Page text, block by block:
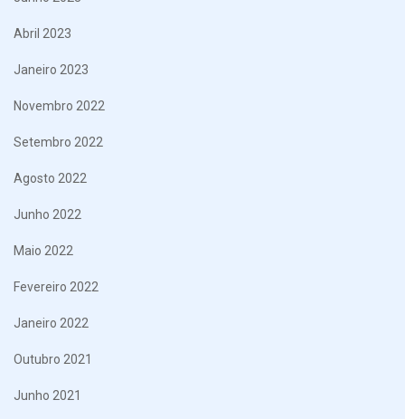
Abril 2023
Janeiro 2023
Novembro 2022
Setembro 2022
Agosto 2022
Junho 2022
Maio 2022
Fevereiro 2022
Janeiro 2022
Outubro 2021
Junho 2021